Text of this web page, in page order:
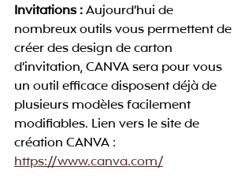
Invitations : Aujourd’hui de
nombreux outils vous permettent de
créer des design de carton
d’invitation, CANVA sera pour vous
un outil efficace disposent déjà de
plusieurs modèles facilement
modifiables. Lien vers le site de
création CANVA :
https://www.canva.com/